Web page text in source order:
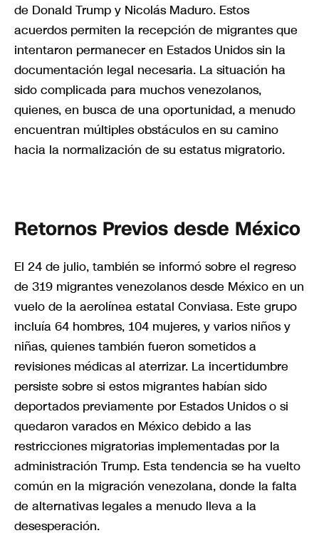
de Donald Trump y Nicolás Maduro. Estos
acuerdos permiten la recepción de migrantes que
intentaron permanecer en Estados Unidos sin la
documentación legal necesaria. La situación ha
sido complicada para muchos venezolanos,
quienes, en busca de una oportunidad, a menudo
encuentran múltiples obstáculos en su camino
hacia la normalización de su estatus migratorio.
Retornos Previos desde México
El 24 de julio, también se informó sobre el regreso
de 319 migrantes venezolanos desde México en un
vuelo de la aerolínea estatal Conviasa. Este grupo
incluía 64 hombres, 104 mujeres, y varios niños y
niñas, quienes también fueron sometidos a
revisiones médicas al aterrizar. La incertidumbre
persiste sobre si estos migrantes habían sido
deportados previamente por Estados Unidos o si
quedaron varados en México debido a las
restricciones migratorias implementadas por la
administración Trump. Esta tendencia se ha vuelto
común en la migración venezolana, donde la falta
de alternativas legales a menudo lleva a la
desesperación.